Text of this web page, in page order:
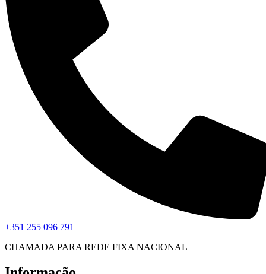
+351 255 096 791
CHAMADA PARA REDE FIXA NACIONAL